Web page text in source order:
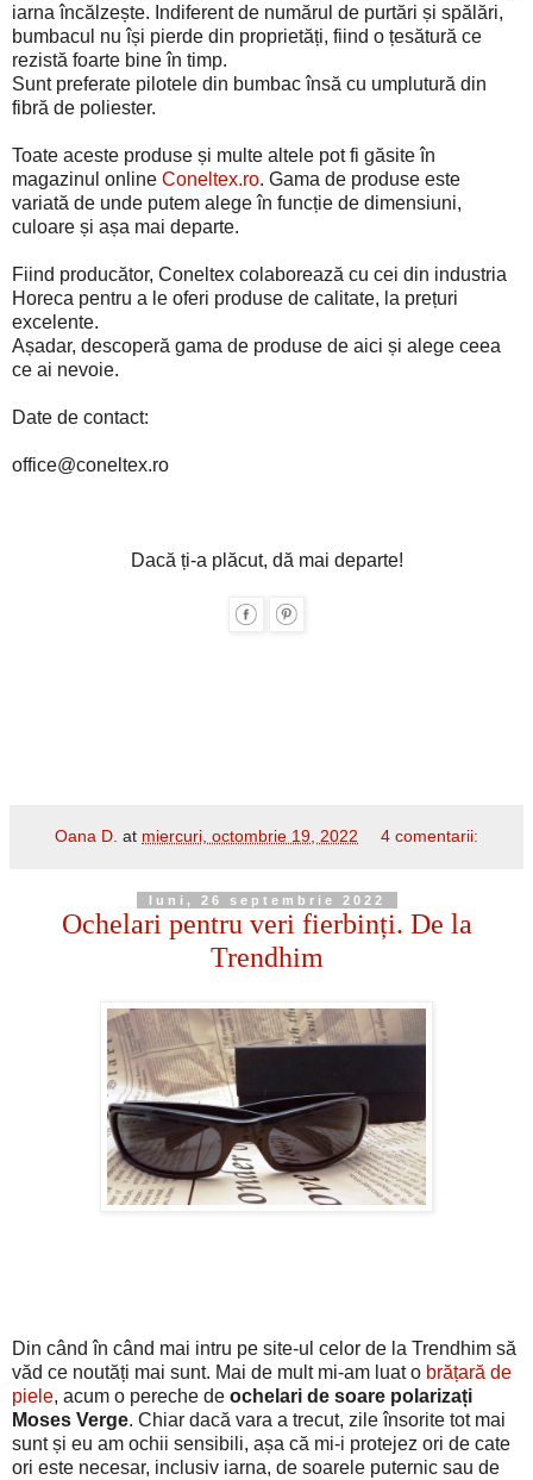
iarna încălzește. Indiferent de numărul de purtări și spălări,
bumbacul nu își pierde din proprietăți, fiind o țesătură ce
rezistă foarte bine în timp.
Sunt preferate pilotele din bumbac însă cu umplutură din
fibră de poliester.
Toate aceste produse și multe altele pot fi găsite în
magazinul online Coneltex.ro. Gama de produse este
variată de unde putem alege în funcție de dimensiuni,
culoare și așa mai departe.
Fiind producător, Coneltex colaborează cu cei din industria
Horeca pentru a le oferi produse de calitate, la prețuri
excelente.
Așadar, descoperă gama de produse de aici și alege ceea
ce ai nevoie.
Date de contact:
office@coneltex.ro
Dacă ți-a plăcut, dă mai departe!
Oana D. at miercuri, octombrie 19, 2022 4 comentarii:
luni, 26 septembrie 2022
Ochelari pentru veri fierbinți. De la
Trendhim
Din când în când mai intru pe site-ul celor de la Trendhim să
văd ce noutăți mai sunt. Mai de mult mi-am luat o brățară de
piele, acum o pereche de ochelari de soare polarizați
Moses Verge. Chiar dacă vara a trecut, zile însorite tot mai
sunt și eu am ochii sensibili, așa că mi-i protejez ori de cate
ori este necesar, inclusiv iarna, de soarele puternic sau de